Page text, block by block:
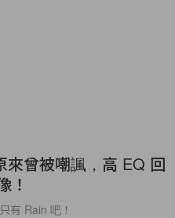
來曾被嘲諷，高 EQ 回
！
有 Rain 吧！